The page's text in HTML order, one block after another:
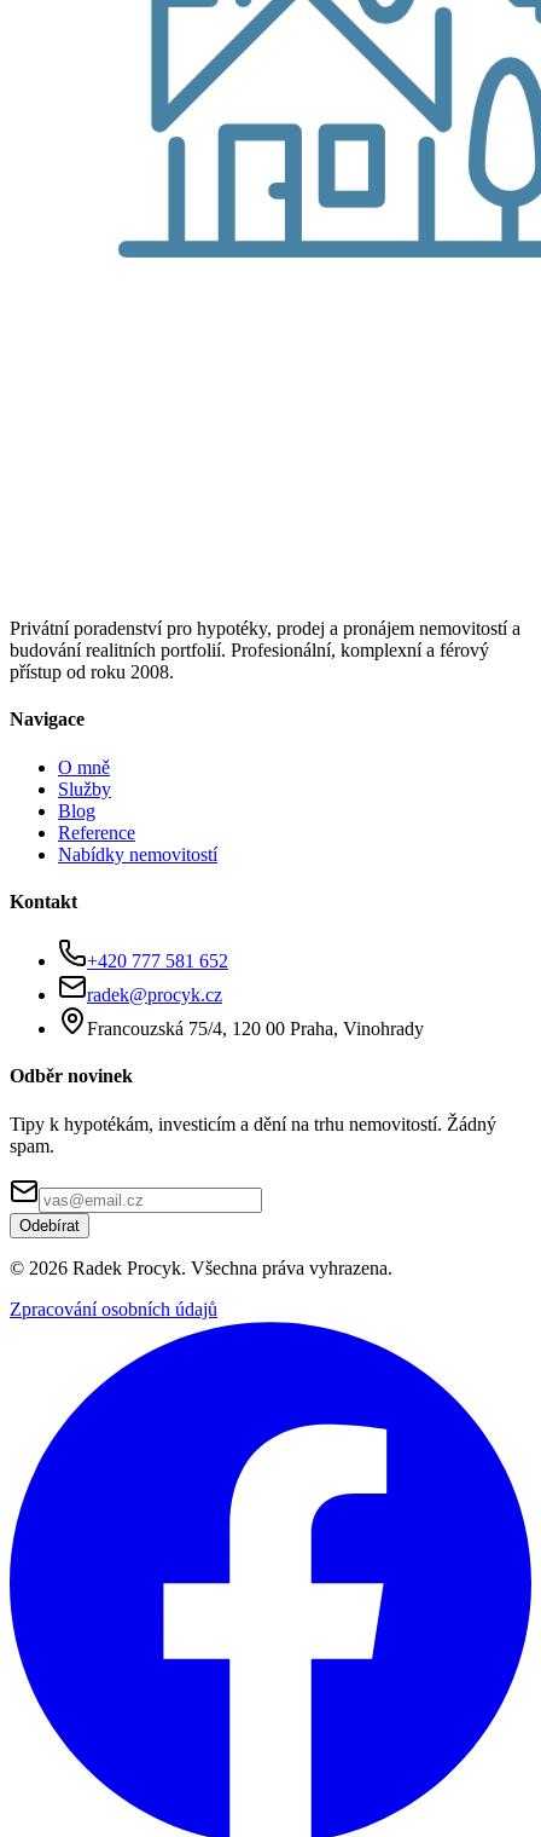
Privátní poradenství pro hypotéky, prodej a pronájem nemovitostí a
budování realitních portfolií. Profesionální, komplexní a férový
přístup od roku 2008.
Navigace
O mně
Služby
Blog
Reference
Nabídky nemovitostí
Kontakt
+420 777 581 652
radek@procyk.cz
Francouzská 75/4, 120 00 Praha, Vinohrady
Odběr novinek
Tipy k hypotékám, investicím a dění na trhu nemovitostí. Žádný
spam.
Odebírat
© 2026 Radek Procyk. Všechna práva vyhrazena.
Zpracování osobních údajů